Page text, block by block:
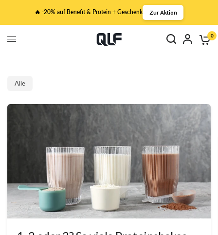
🔥 -20% auf Benefit & Protein + Geschenk Zur Aktion
0
Alle